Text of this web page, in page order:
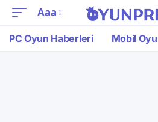
Aaa
PC Oyun Haberleri Mobil